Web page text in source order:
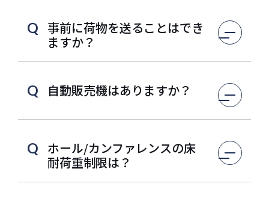
Q
事前に荷物を送ることはでき
ますか？
Q 自動販売機はありますか？
Q
ホール/カンファレンスの床
耐荷重制限は？